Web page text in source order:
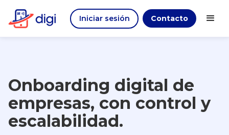
Contacto
Iniciar sesión
Onboarding digital de
empresas, con control y
escalabilidad.